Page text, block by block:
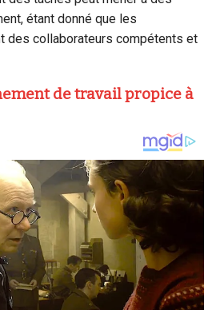
étant donné que les
des collaborateurs compétents et
de travail propice à